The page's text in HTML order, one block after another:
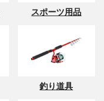
スポーツ用品
釣り道具